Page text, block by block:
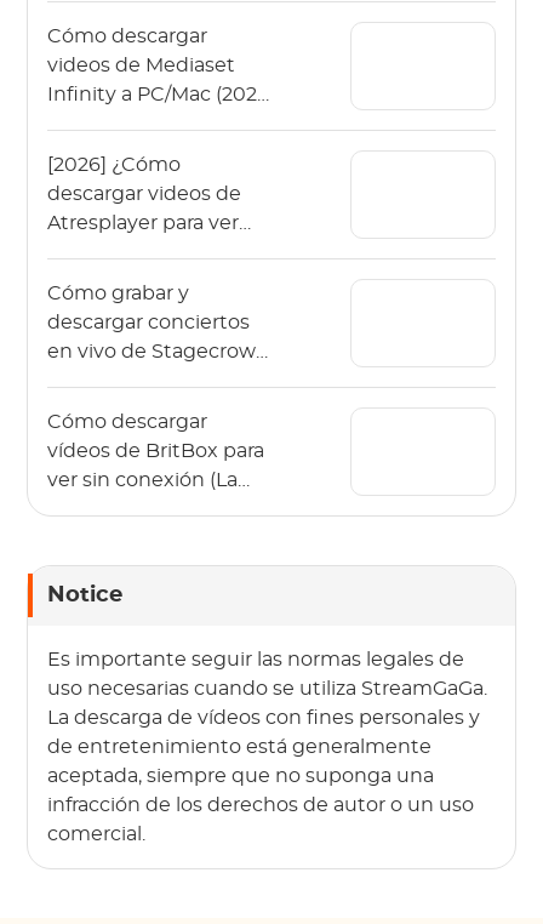
Cómo descargar
videos de Mediaset
Infinity a PC/Mac (2026
[2026] ¿Cómo
descargar videos de
Atresplayer para ver
Cómo grabar y
descargar conciertos
en vivo de Stagecrowd
Cómo descargar
vídeos de BritBox para
ver sin conexión (La
Notice
Es importante seguir las normas legales de
uso necesarias cuando se utiliza StreamGaGa.
La descarga de vídeos con fines personales y
de entretenimiento está generalmente
aceptada, siempre que no suponga una
infracción de los derechos de autor o un uso
comercial.